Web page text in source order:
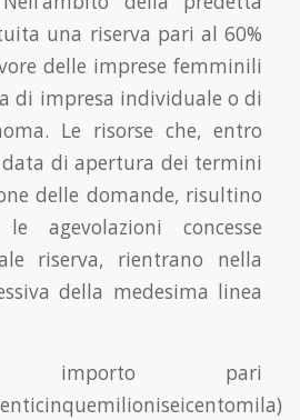
una riserva pari al 60%
delle imprese femminili
di impresa individuale o di
Le risorse che, entro
di apertura dei termini
delle domande, risultino
agevolazioni concesse
riserva, rientrano nella
della medesima linea
pari